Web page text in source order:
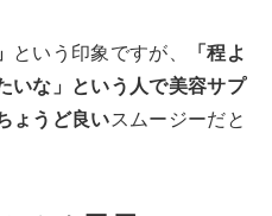
という印象ですが、
「程よ
いな」という人で美容サプ
ょうど良いスムージーだと